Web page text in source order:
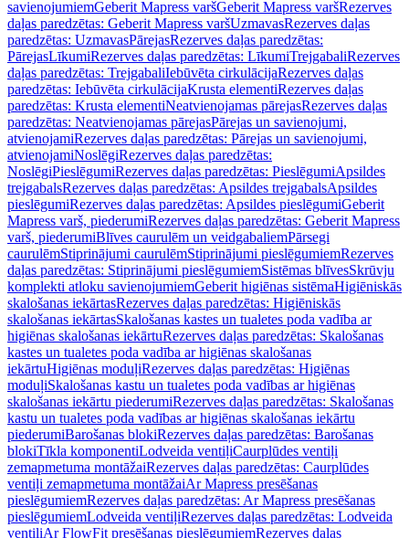
savienojumiemGeberit Mapress varšGeberit Mapress varšRezerves
daļas paredzētas: Geberit Mapress varšUzmavasRezerves daļas
paredzētas: UzmavasPārejasRezerves daļas paredzētas:
PārejasLīkumiRezerves daļas paredzētas: LīkumiTrejgabaliRezerves
daļas paredzētas: TrejgabaliIebūvēta cirkulācijaRezerves daļas
paredzētas: Iebūvēta cirkulācijaKrusta elementiRezerves daļas
paredzētas: Krusta elementiNeatvienojamas pārejasRezerves daļas
paredzētas: Neatvienojamas pārejasPārejas un savienojumi,
atvienojamiRezerves daļas paredzētas: Pārejas un savienojumi,
atvienojamiNoslēgiRezerves daļas paredzētas:
NoslēgiPieslēgumiRezerves daļas paredzētas: PieslēgumiApsildes
trejgabalsRezerves daļas paredzētas: Apsildes trejgabalsApsildes
pieslēgumiRezerves daļas paredzētas: Apsildes pieslēgumiGeberit
Mapress varš, piederumiRezerves daļas paredzētas: Geberit Mapress
varš, piederumiBlīves caurulēm un veidgabaliemPārsegi
caurulēmStiprinājumi caurulēmStiprinājumi pieslēgumiemRezerves
daļas paredzētas: Stiprinājumi pieslēgumiemSistēmas blīvesSkrūvju
komplekti atloku savienojumiemGeberit higiēnas sistēmaHigiēniskās
skalošanas iekārtasRezerves daļas paredzētas: Higiēniskās
skalošanas iekārtasSkalošanas kastes un tualetes poda vadība ar
higiēnas skalošanas iekārtuRezerves daļas paredzētas: Skalošanas
kastes un tualetes poda vadība ar higiēnas skalošanas
iekārtuHigiēnas moduļiRezerves daļas paredzētas: Higiēnas
moduļiSkalošanas kastu un tualetes poda vadības ar higiēnas
skalošanas iekārtu piederumiRezerves daļas paredzētas: Skalošanas
kastu un tualetes poda vadības ar higiēnas skalošanas iekārtu
piederumiBarošanas blokiRezerves daļas paredzētas: Barošanas
blokiTīkla komponentiLodveida ventiļiCaurplūdes ventiļi
zemapmetuma montāžaiRezerves daļas paredzētas: Caurplūdes
ventiļi zemapmetuma montāžaiAr Mapress presēšanas
pieslēgumiemRezerves daļas paredzētas: Ar Mapress presēšanas
pieslēgumiemLodveida ventiļiRezerves daļas paredzētas: Lodveida
ventiļiAr FlowFit presēšanas pieslēgumiemRezerves daļas